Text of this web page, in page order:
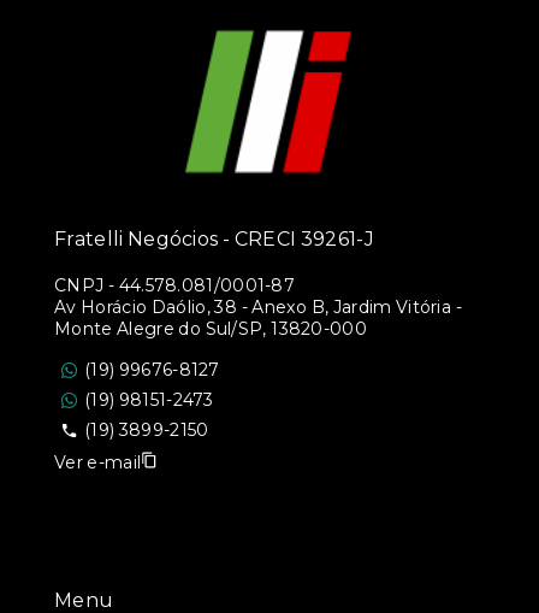
Menu
Fratelli Negócios - CRECI 39261-J
CNPJ - 44.578.081/0001-87
Av Horácio Daólio, 38 - Anexo B, Jardim Vitória -
Monte Alegre do Sul/SP, 13820-000
(19) 99676-8127
(19) 98151-2473
(19) 3899-2150
Ver e-mail